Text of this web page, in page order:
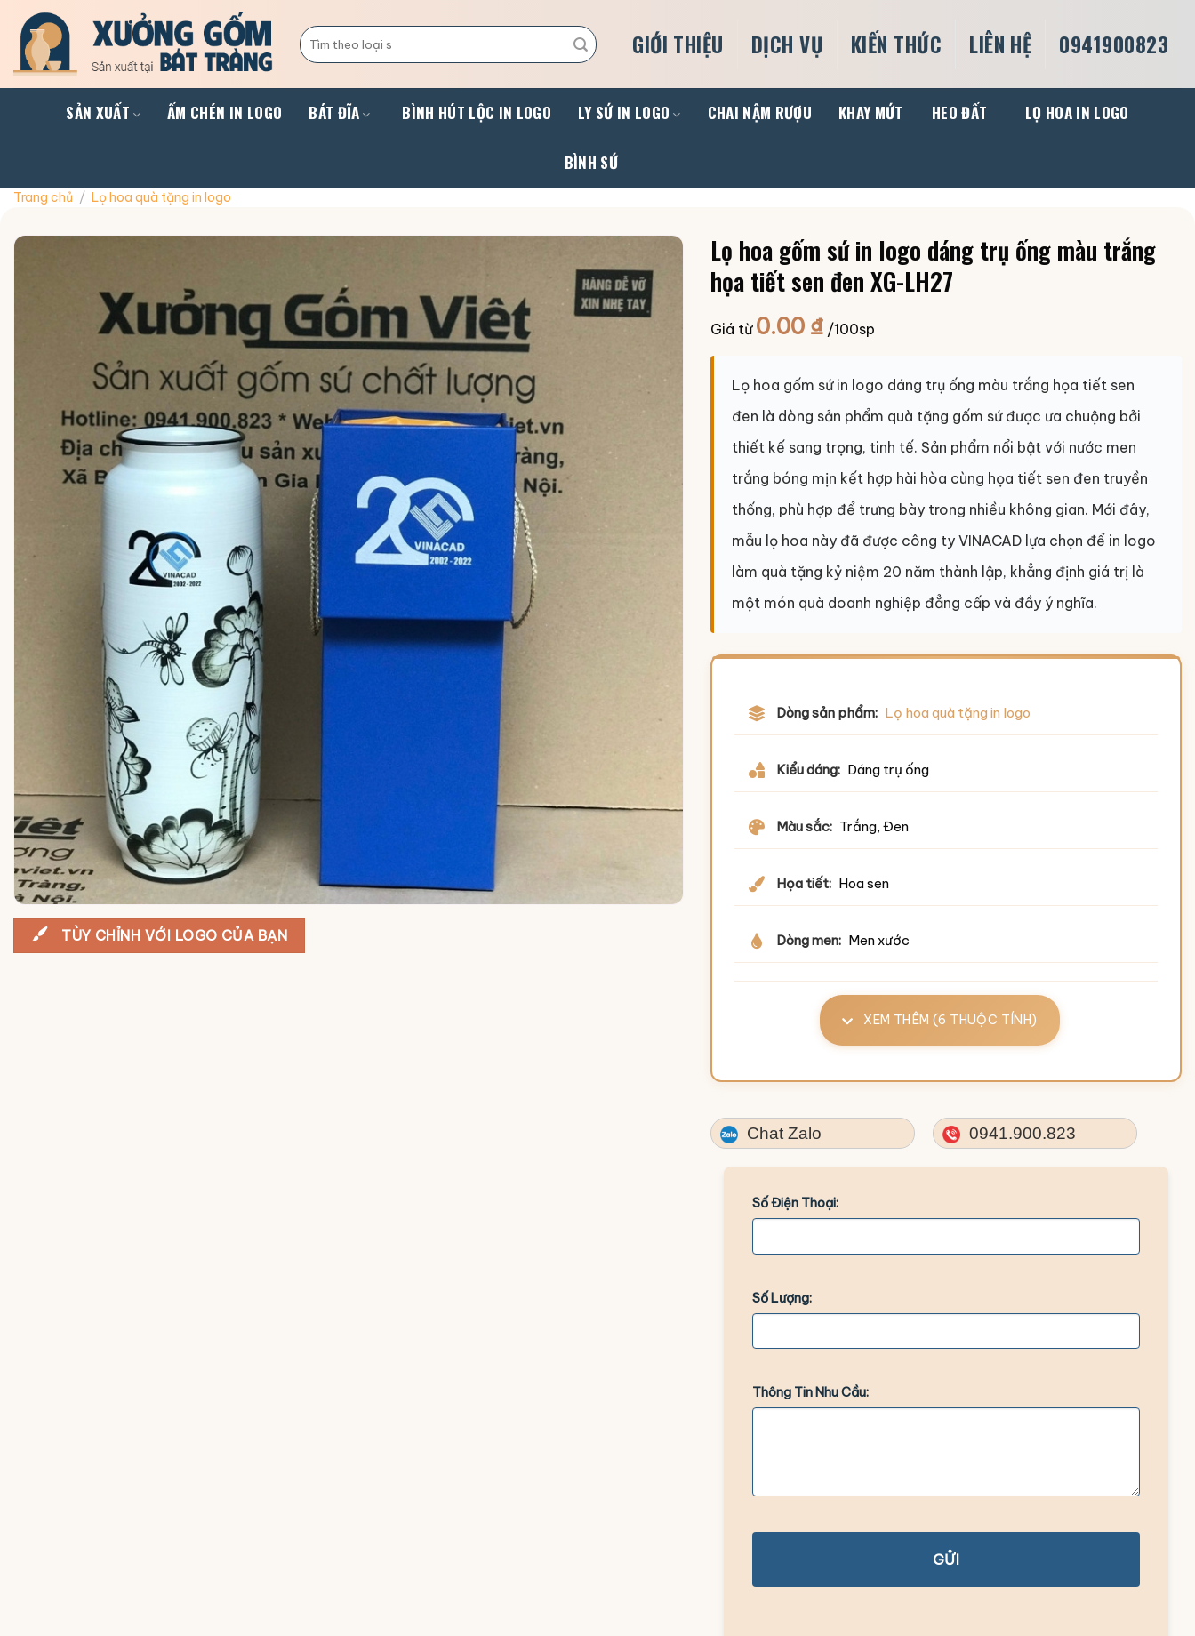
content
Tìm
kiếm:
GIỚI THIỆU DỊCH VỤ KIẾN THỨC LIÊN HỆ 0941900823
SẢN XUẤT ẤM CHÉN IN LOGO BÁT ĐĨA BÌNH HÚT LỘC IN LOGO LY SỨ IN LOGO CHAI NẬM RƯỢU KHAY MỨT HEO ĐẤT LỌ HOA IN LOGO
BÌNH SỨ
Trang chủ / Lọ hoa quà tặng in logo
TÙY CHỈNH VỚI LOGO CỦA BẠN
Lọ hoa gốm sứ in logo dáng trụ ống màu trắng
họa tiết sen đen XG-LH27
Giá từ 0.00 ₫ /100sp
Lọ hoa gốm sứ in logo dáng trụ ống màu trắng họa tiết sen
đen là dòng sản phẩm quà tặng gốm sứ được ưa chuộng bởi
thiết kế sang trọng, tinh tế. Sản phẩm nổi bật với nước men
trắng bóng mịn kết hợp hài hòa cùng họa tiết sen đen truyền
thống, phù hợp để trưng bày trong nhiều không gian. Mới đây,
mẫu lọ hoa này đã được công ty VINACAD lựa chọn để in logo
làm quà tặng kỷ niệm 20 năm thành lập, khẳng định giá trị là
một món quà doanh nghiệp đẳng cấp và đầy ý nghĩa.
Dòng sản phẩm: Lọ hoa quà tặng in logo
Kiểu dáng: Dáng trụ ống
Màu sắc: Trắng, Đen
Họa tiết: Hoa sen
Dòng men: Men xước
XEM THÊM (6 THUỘC TÍNH)
Chat Zalo 0941.900.823
Số Điện Thoại:
Số Lượng:
Thông Tin Nhu Cầu:
GỬI